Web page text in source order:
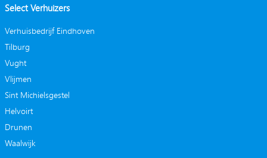
Select Verhuizers
Verhuisbedrijf Eindhoven
Tilburg
Vught
Vlijmen
Sint Michielsgestel
Helvoirt
Drunen
Waalwijk